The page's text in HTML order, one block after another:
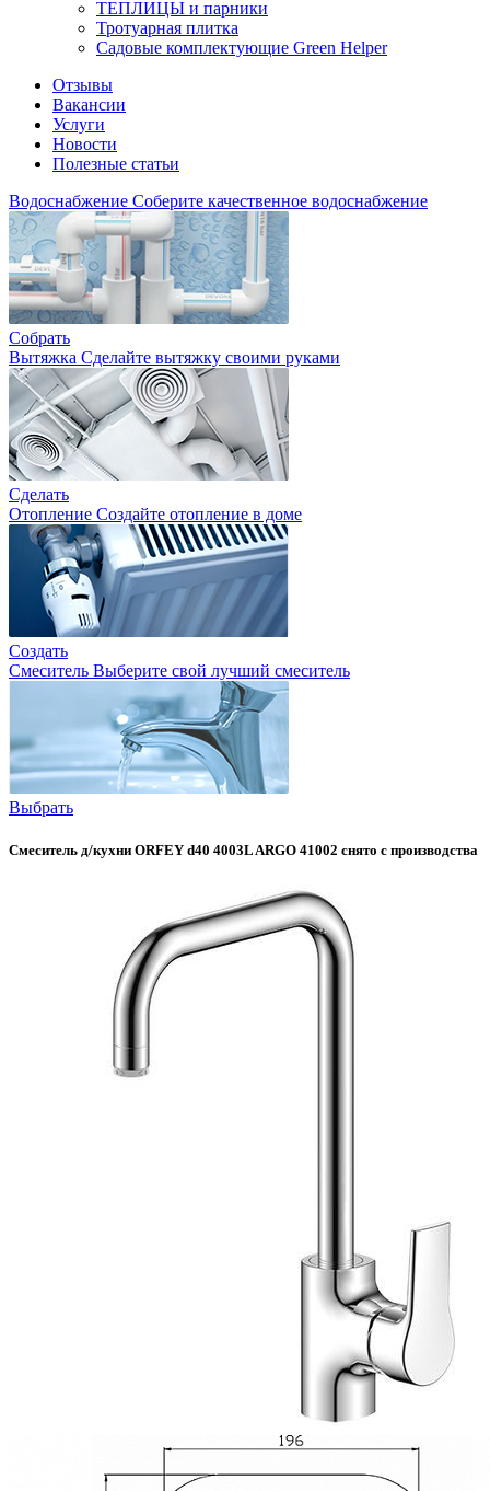
ТЕПЛИЦЫ и парники
Тротуарная плитка
Садовые комплектующие Green Helper
Отзывы
Вакансии
Услуги
Новости
Полезные статьи
Водоснабжение Соберите качественное водоснабжение
Собрать
Вытяжка Сделайте вытяжку своими руками
Сделать
Отопление Создайте отопление в доме
Создать
Смеситель Выберите свой лучший смеситель
Выбрать
Смеситель д/кухни ORFEY d40 4003L ARGO 41002 снято с производства